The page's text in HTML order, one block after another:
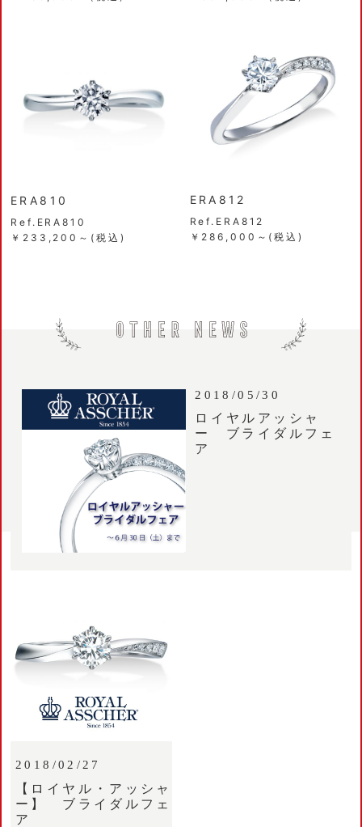
ERA810
Ref.ERA810
￥233,200～(税込)
ERA812
Ref.ERA812
￥286,000～(税込)
2018/05/30
ロイヤルアッシャ
ー ブライダルフェ
ア
2018/02/27
【ロイヤル・アッシャ
ー】 ブライダルフェ
ア